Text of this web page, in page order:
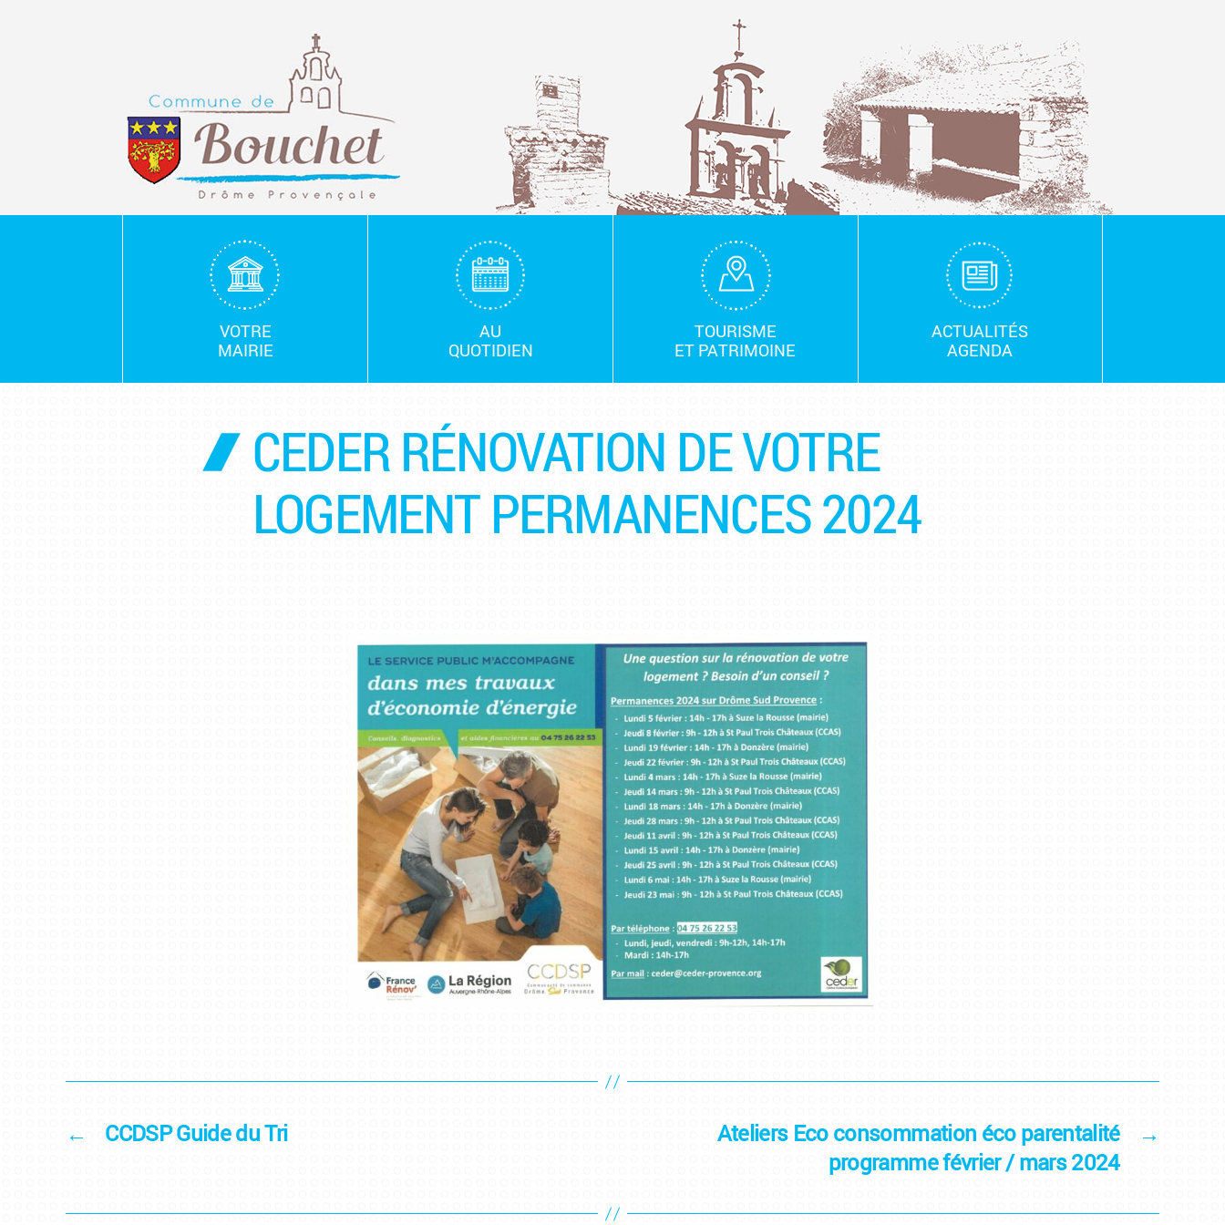
VOTRE
MAIRIE
AU
QUOTIDIEN
TOURISME
ET PATRIMOINE
ACTUALITÉS
AGENDA
CEDER RÉNOVATION DE VOTRE
LOGEMENT PERMANENCES 2024
← CCDSP Guide du Tri →
Ateliers Eco consommation éco parentalité
programme février / mars 2024